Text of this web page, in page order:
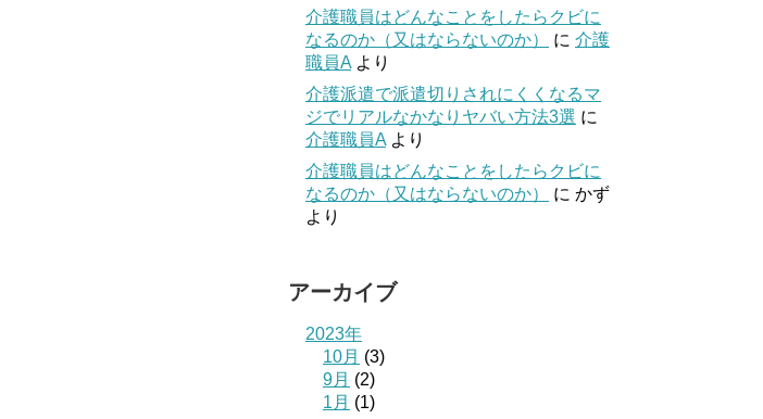
介護職員はどんなことをしたらクビに
なるのか（又はならないのか）
に 介護
職員A より
介護派遣で派遣切りされにくくなるマ
ジでリアルなかなりヤバい方法3選 に
介護職員A より
介護職員はどんなことをしたらクビに
なるのか（又はならないのか）
に かず
より
アーカイブ
2023年
10月 (3)
9月 (2)
1月 (1)